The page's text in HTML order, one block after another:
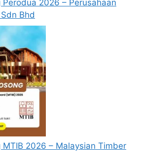
2026 – Perusahaan
Bhd
2026 – Malaysian Timber